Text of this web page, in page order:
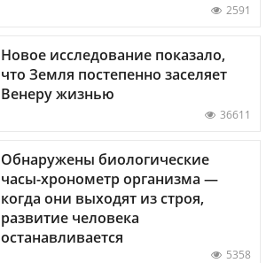
2591
Новое исследование показало,
что Земля постепенно заселяет
Венеру жизнью
36611
Обнаружены биологические
часы-хронометр организма —
когда они выходят из строя,
развитие человека
останавливается
5358